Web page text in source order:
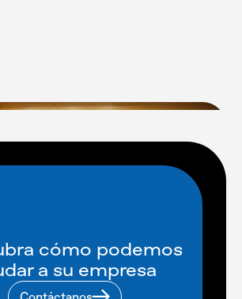
cómo podemos
a su empresa